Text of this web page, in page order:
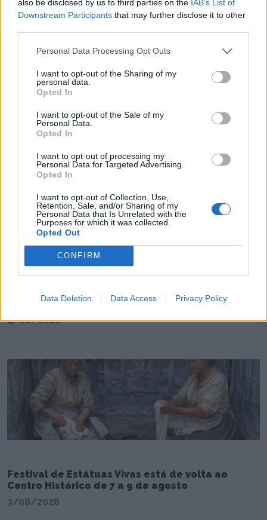
also be disclosed by us to third parties on the IAB’s List of
Downstream Participants that may further disclose it to other
Personal Data Processing Opt Outs
I want to opt-out of the Sharing of my
personal data.
Opted In
I want to opt-out of the Sale of my
Personal Data.
Opted In
I want to opt-out of processing my
Personal Data for Targeted Advertising.
Opted In
I want to opt-out of Collection, Use,
Retention, Sale, and/or Sharing of my
Personal Data that Is Unrelated with the
Purposes for which it was collected.
Opted Out
CONFIRM
Data Deletion Data Access Privacy Policy
Radares de Velocidade | Santarém | agosto 2026
5/08/2026
Resultado do sorteio da 1ª e 2ª eliminatória da
Taça de Portugal Generali Tranquilidade
4/08/2026
Festival de Estátuas Vivas está de volta ao
Centro Histórico de 7 a 9 de agosto
3/08/2026